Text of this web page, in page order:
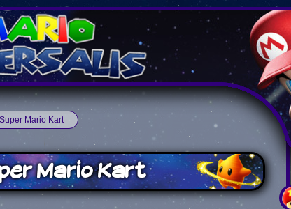
Super Mario Kart
Mario Kart